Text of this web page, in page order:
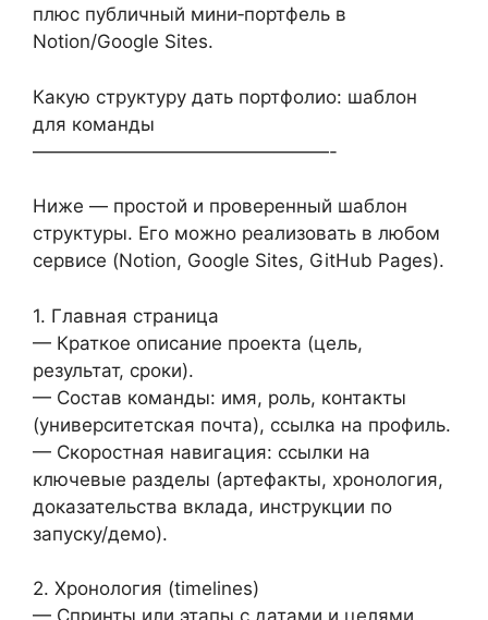
плюс публичный мини‑портфель в
Notion/Google Sites.
Какую структуру дать портфолио: шаблон
для команды
————————————————-
Ниже — простой и проверенный шаблон
структуры. Его можно реализовать в любом
сервисе (Notion, Google Sites, GitHub Pages).
1. Главная страница
— Краткое описание проекта (цель,
результат, сроки).
— Состав команды: имя, роль, контакты
(университетская почта), ссылка на профиль.
— Скоростная навигация: ссылки на
ключевые разделы (артефакты, хронология,
доказательства вклада, инструкции по
запуску/демо).
2. Хронология (timelines)